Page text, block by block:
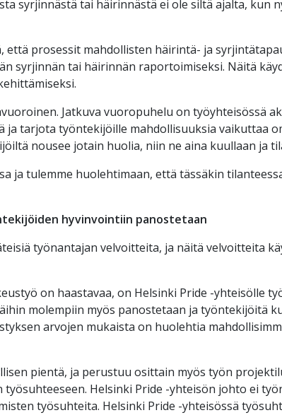
syrjinnästä tai häirinnästä ei ole siltä ajalta, kun
että prosessit mahdollisten häirintä- ja
syrjinnän tai häirinnän raportoimiseksi. Näitä
Jatkuva vuoropuhelu on työyhteisössä
tarjota työntekijöille mahdollisuuksia vaikuttaa
nousee jotain huolia, niin ne aina kuullaan ja
ja tulemme huolehtimaan, että tässäkin
hyvinvointiin panostetaan
työnantajan velvoitteita, ja näitä velvoitteita
on haastavaa, on Helsinki Pride -yhteisölle
molempiin myös panostetaan ja työntekijöitä
arvojen mukaista on huolehtia
pientä, ja perustuu osittain myös työn
Helsinki Pride -yhteisön johto ei
työsuhteita. Helsinki Pride -yhteisössä